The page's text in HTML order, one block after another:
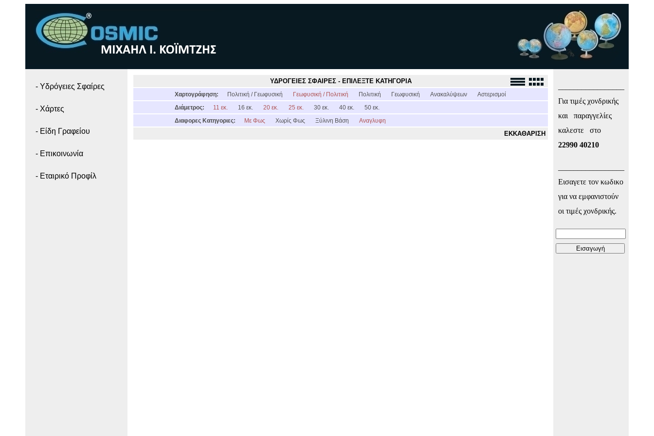
- Yδρόγειες Σφαίρες
- Χάρτες
- Είδη Γραφείου
- Επικοινωνία
- Εταιρικό Προφίλ
ΥΔΡΟΓΕΙΕΣ ΣΦΑΙΡΕΣ - ΕΠΙΛΕΞΤΕ ΚΑΤΗΓΟΡΙΑ
Χαρτογράφηση: Πολιτική / Γεωφυσική Γεωφυσική / Πολιτική Πολιτική Γεωφυσική Ανακαλύψεων
Αστερισμοί
Διάμετρος:
11 εκ. 16 εκ. 20 εκ. 25 εκ. 30 εκ. 40 εκ.
50 εκ.
Διαφορες Κατηγοριες:
Με Φως Χωρίς Φως Ξύλινη Βάση Αναγλυφη
ΕΚΚΑΘΑΡΙΣΗ
Για τιμές χονδρικής
και παραγγελίες
καλεστε στο
22990 40210
Εισαγετε τον κωδικο
για να εμφανιστούν
οι τιμές χονδρικής.